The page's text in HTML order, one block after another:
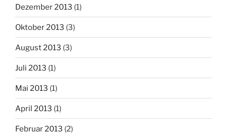
Dezember 2013 (1)
Oktober 2013 (3)
August 2013 (3)
Juli 2013 (1)
Mai 2013 (1)
April 2013 (1)
Februar 2013 (2)